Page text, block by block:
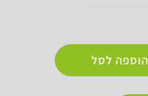
הוספה לסל